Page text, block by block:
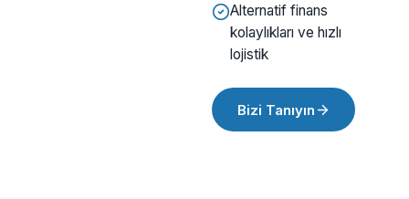
Alternatif finans
kolaylıkları ve hızlı
lojistik
Bizi Tanıyın